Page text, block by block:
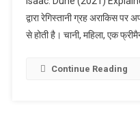
द्वारा रेगिस्तानी ग्रह अराकिस
से होती है। चानी, महिला, एक
Continue Reading